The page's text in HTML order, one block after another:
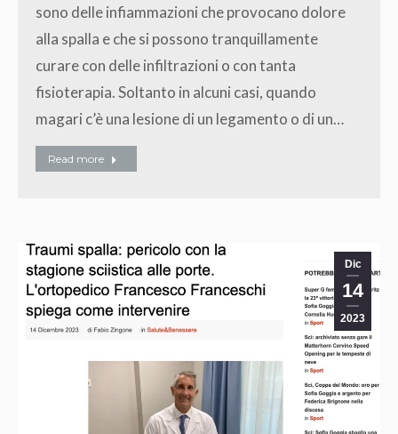
sono delle infiammazioni che provocano dolore
alla spalla e che si possono tranquillamente
curare con delle infiltrazioni o con tanta
fisioterapia. Soltanto in alcuni casi, quando
magari c’è una lesione di un legamento o di un…
Read more
Dic
14
2023